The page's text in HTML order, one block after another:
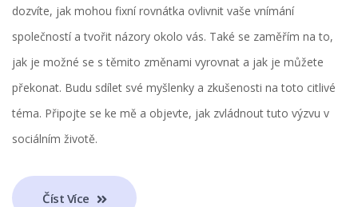
dozvíte, jak mohou fixní rovnátka ovlivnit vaše vnímání
společností a tvořit názory okolo vás. Také se zaměřím na to,
jak je možné se s těmito změnami vyrovnat a jak je můžete
překonat. Budu sdílet své myšlenky a zkušenosti na toto citlivé
téma. Připojte se ke mě a objevte, jak zvládnout tuto výzvu v
sociálním životě.
Číst Více